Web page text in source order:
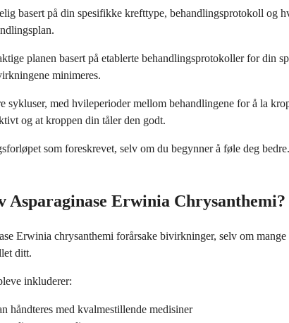
basert på din spesifikke krefttype, behandlingsprotokoll og
planen basert på etablerte behandlingsprotokoller for
minimeres.
sykluser, med hvileperioder mellom behandlingene for å la
og at kroppen din tåler den godt.
som foreskrevet, selv om du begynner å føle deg
Asparaginase Erwinia Chrysanthemi?
Erwinia chrysanthemi forårsake bivirkninger, selv om
ditt.
inkluderer:
håndteres med kvalmestillende medisiner